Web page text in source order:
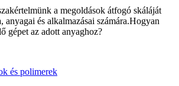
a megoldások átfogó skáláját
anyagai és alkalmazásai számára.Hogyan
gépet az adott anyaghoz?
és polimerek